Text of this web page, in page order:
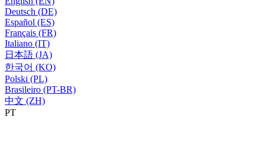
Deutsch (DE)
Español (ES)
Français (FR)
Italiano (IT)
日本語 (JA)
한국어 (KO)
Polski (PL)
Brasileiro (PT-BR)
中文 (ZH)
PT